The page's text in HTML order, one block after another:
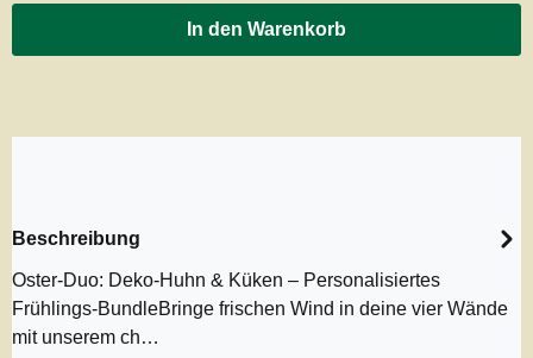
In den Warenkorb
Beschreibung
Oster-Duo: Deko-Huhn & Küken – Personalisiertes
Frühlings-BundleBringe frischen Wind in deine vier Wände
mit unserem ch…